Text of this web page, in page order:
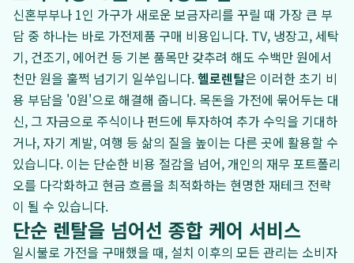
신혼부부나 1인 가구가 새로운 보금자리를 꾸릴 때 가장 큰 부
담 중 하나는 바로 가전제품 구매 비용입니다. TV, 냉장고, 세탁
기, 건조기, 에어컨 등 기본 품목만 갖추려 해도 수백만 원에서
천만 원을 훌쩍 넘기기 일쑤입니다.헬로렌탈은 이러한 초기 비
용 부담을 '0원'으로 해결해 줍니다. 목돈을 가전에 묶어두는 대
신, 그 자금으로 주식이나 펀드에 투자하여 추가 수익을 기대하
거나, 자기 계발, 여행 등 삶의 질을 높이는 다른 곳에 활용할 수
있습니다. 이는 단순한 비용 절감을 넘어, 개인의 재무 포트폴리
오를 다각화하고 현금 흐름을 최적화하는 현명한 재테크 전략
이 될 수 있습니다.
단순 렌탈을 넘어선 종합 케어 서비스
일시불로 가전을 구매했을 때, 설치 이후의 모든 관리는 소비자